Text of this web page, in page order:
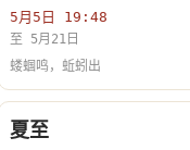
5月5日 19:48
至 5月21日
蝼蝈鸣，蚯蚓出
夏至